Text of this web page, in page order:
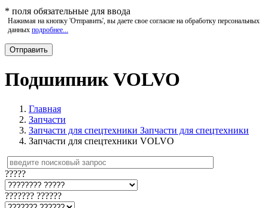
* поля обязательные для ввода
Нажимая на кнопку 'Отправить', вы даете свое согласие на обработку персональных
данных подробнее...
Подшипник VOLVO
Главная
Запчасти
Запчасти для спецтехники Запчасти для спецтехники
Запчасти для спецтехники VOLVO
?????
??????? ??????